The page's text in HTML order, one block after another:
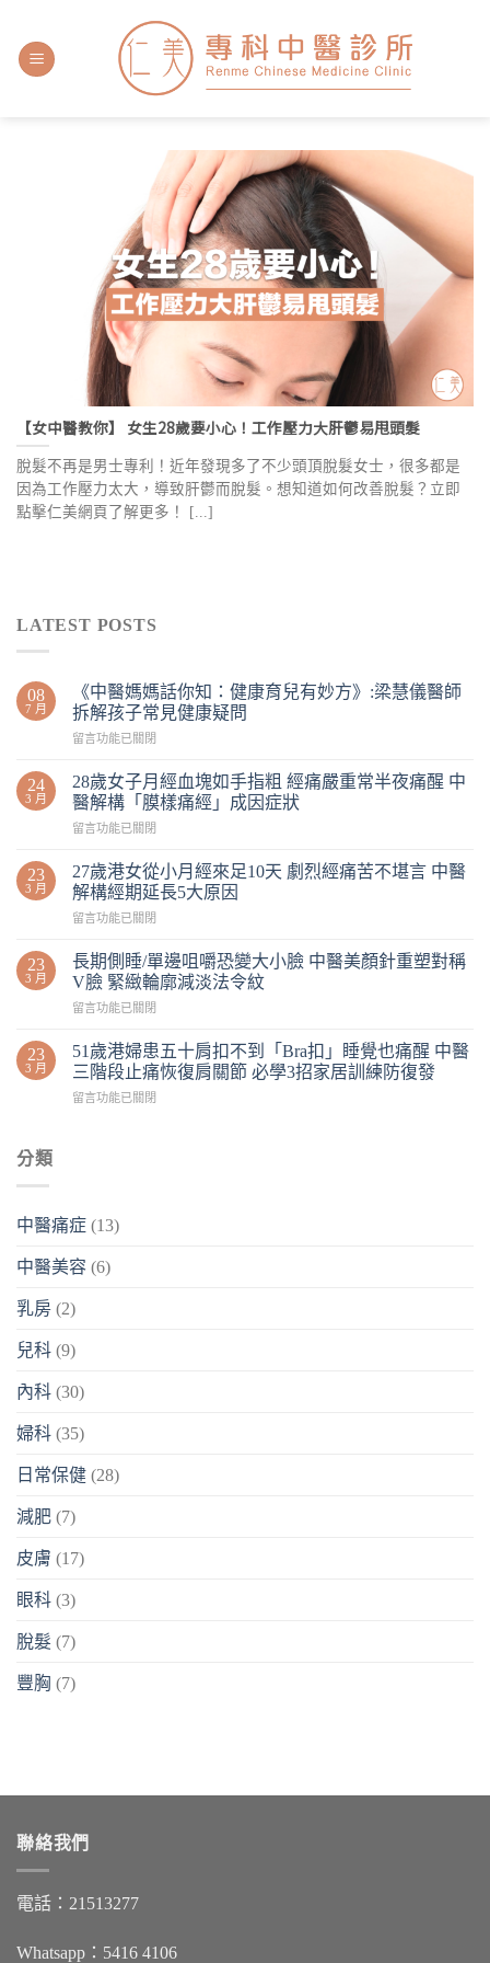
【女中醫教你】 女生28歲要小心！工作壓力大肝鬱易甩頭髮
脫髮不再是男士專利！近年發現多了不少頭頂脫髮女士，很多都是
因為工作壓力太大，導致肝鬱而脫髮。想知道如何改善脫髮？立即
點擊仁美網頁了解更多！ [...]
LATEST POSTS
08
7 月
《中醫媽媽話你知：健康育兒有妙方》:梁慧儀醫師
拆解孩子常見健康疑問
留言功能已關閉
24
3 月
28歲女子月經血塊如手指粗 經痛嚴重常半夜痛醒 中
醫解構「膜樣痛經」成因症狀
留言功能已關閉
23
3 月
27歲港女從小月經來足10天 劇烈經痛苦不堪言 中醫
解構經期延長5大原因
留言功能已關閉
23
3 月
長期側睡/單邊咀嚼恐變大小臉 中醫美顏針重塑對稱
V臉 緊緻輪廓減淡法令紋
留言功能已關閉
23
3 月
51歲港婦患五十肩扣不到「Bra扣」睡覺也痛醒 中醫
三階段止痛恢復肩關節 必學3招家居訓練防復發
留言功能已關閉
分類
中醫痛症 (13)
中醫美容 (6)
乳房 (2)
兒科 (9)
內科 (30)
婦科 (35)
日常保健 (28)
減肥 (7)
皮膚 (17)
眼科 (3)
脫髮 (7)
豐胸 (7)
聯絡我們
電話：21513277
Whatsapp：5416 4106